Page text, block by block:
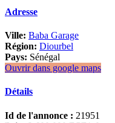
Adresse
Ville: Baba Garage
Région: Diourbel
Pays: Sénégal
Ouvrir dans google maps
Détails
Id de l'annonce : 21951